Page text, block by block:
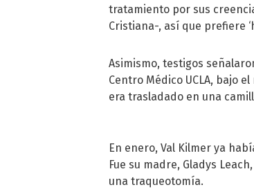
tratamiento por sus
Cristiana-, así que prefiere
Asimismo, testigos
Centro Médico UCLA, bajo
era trasladado en una
En enero, Val Kilmer ya
Fue su madre, Gladys
una traqueotomía.